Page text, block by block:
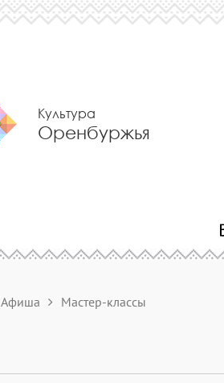
Культура
Оренбуржья
Афиша Мастер-классы